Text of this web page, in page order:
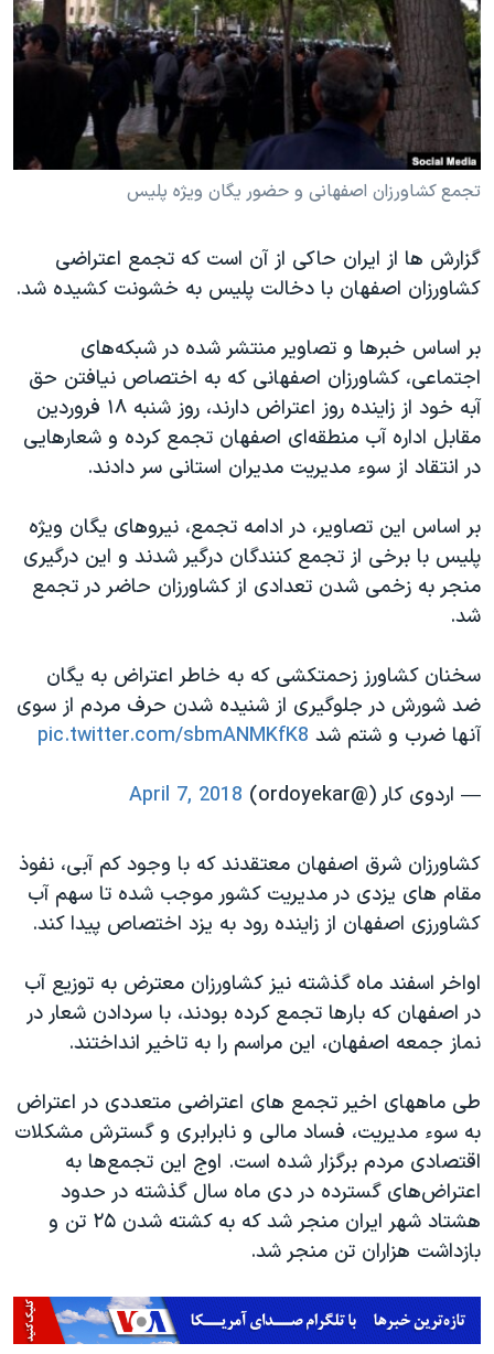
فرهنگ و زندگی
حقوق شهروندی
اقتصادی
علم و فناوری
آرشیو پخش زنده
مستندها
انتخابات ریاست جمهوری آمریکا ۲۰۲۴
حمله جمهوری اسلامی به اسرائیل
رمز مهسا
مجموعه مستندهای دادخواهی
تریبونال مردمی آبان ۹۸
دادگاه حمید نوری
چهل سال گروگان‌گیری
قانون شفافیت دارائی کادر رهبری ایران
اعتراضات مردمی آبان ۹۸
نرگس محمدی برنده جایزه نوبل صلح
همایش محافظه‌کاران آمریکا «سی‌پک»
صفحه‌های ویژه
دنبال کنید
زبانهای مختلف
تجمع کشاورزان اصفهانی و حضور یگان ویژه پلیس
گزارش ها از ایران حاکی از آن است که تجمع اعتراضی
کشاورزان اصفهان با دخالت پلیس به خشونت کشیده شد.
بر اساس خبرها و تصاویر منتشر شده در شبکه‌های
اجتماعی، کشاورزان اصفهانی که به اختصاص نیافتن حق
آبه خود از زاینده روز اعتراض دارند، روز شنبه ۱۸ فروردین
مقابل اداره آب منطقه‌ای اصفهان تجمع کرده و شعارهایی
در انتقاد از سوء مدیریت مدیران استانی سر دادند.
بر اساس این تصاویر، در ادامه تجمع، نیروهای یگان ویژه
پلیس با برخی از تجمع کنندگان درگیر شدند و این درگیری
منجر به زخمی شدن تعدادی از کشاورزان حاضر در تجمع
شد.
سخنان کشاورز زحمتکشی که به خاطر اعتراض به یگان
ضد شورش در جلوگیری از شنیده شدن حرف مردم از سوی
آنها ضرب و شتم شد pic.twitter.com/sbmANMKfK8
— اردوی کار (@ordoyekar)
April 7, 2018
کشاورزان شرق اصفهان معتقدند که با وجود کم آبی، نفوذ
مقام های یزدی در مدیریت کشور موجب شده تا سهم آب
کشاورزی اصفهان از زاینده رود به یزد اختصاص پیدا کند.
اواخر اسفند ماه گذشته نیز کشاورزان معترض به توزیع آب
در اصفهان که بارها تجمع کرده بودند، با سردادن شعار در
نماز جمعه اصفهان، این مراسم را به تاخیر انداختند.
طی ماههای اخیر تجمع های اعتراضی متعددی در اعتراض
به سوء مدیریت، فساد مالی و نابرابری و گسترش مشکلات
اقتصادی مردم برگزار شده است. اوج این تجمع‌ها به
اعتراض‌های گسترده در دی ماه سال گذشته در حدود
هشتاد شهر ایران منجر شد که به کشته شدن ۲۵ تن و
بازداشت هزاران تن منجر شد.